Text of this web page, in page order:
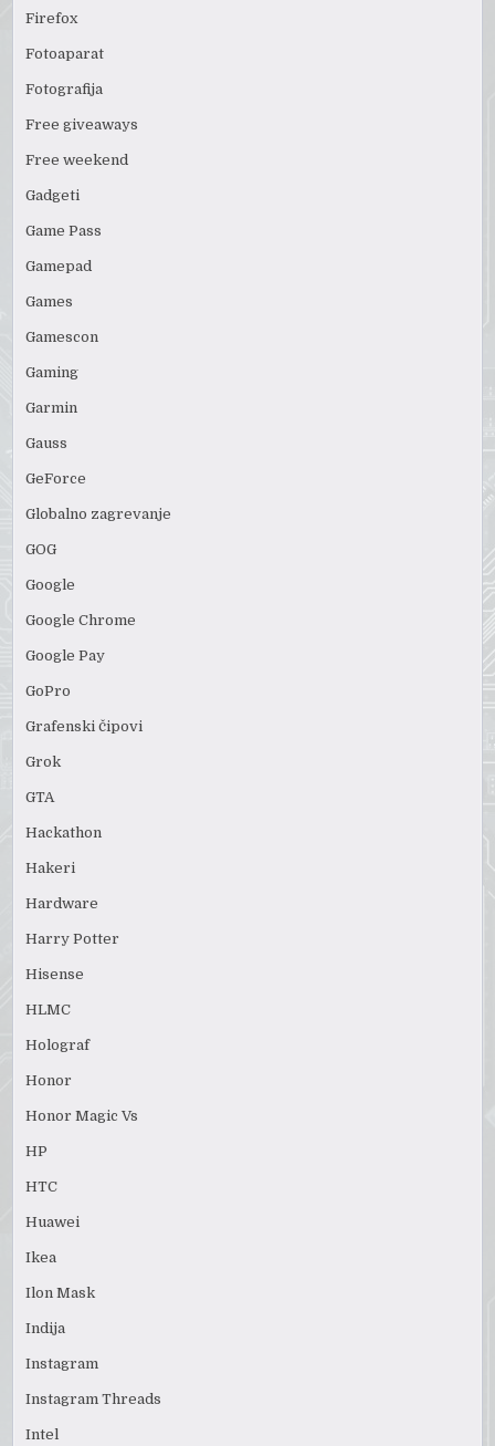
Firefox
Fotoaparat
Fotografija
Free giveaways
Free weekend
Gadgeti
Game Pass
Gamepad
Games
Gamescon
Gaming
Garmin
Gauss
GeForce
Globalno zagrevanje
GOG
Google
Google Chrome
Google Pay
GoPro
Grafenski čipovi
Grok
GTA
Hackathon
Hakeri
Hardware
Harry Potter
Hisense
HLMC
Holograf
Honor
Honor Magic Vs
HP
HTC
Huawei
Ikea
Ilon Mask
Indija
Instagram
Instagram Threads
Intel